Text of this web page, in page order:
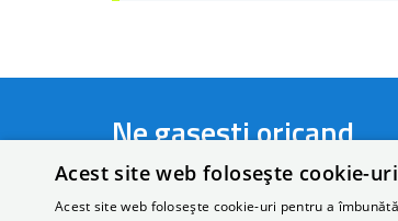
Ne gasesti oricand
Telefon:+40 721 44 22 66
Acest site web folosește cookie-uri
Acest site web folosește cookie-uri pentru a